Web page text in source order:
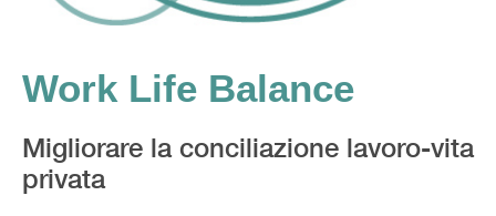
Work Life Balance
Migliorare la conciliazione lavoro-vita
privata